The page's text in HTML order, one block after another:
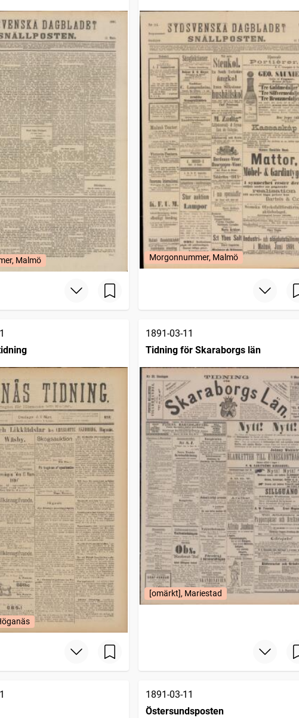
Malmö Morgonnummer, Malmö
1891-03-11
Tidning för Skaraborgs län
[omärkt], Mariestad
1891-03-11
Östersundsposten